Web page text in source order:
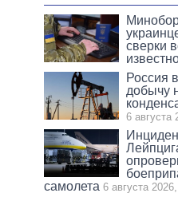
сверки
Россия
добычу
6 августа
самолета 6 августа